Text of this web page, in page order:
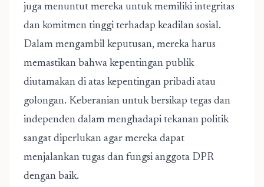
juga menuntut mereka untuk memiliki integritas
dan komitmen tinggi terhadap keadilan sosial.
Dalam mengambil keputusan, mereka harus
memastikan bahwa kepentingan publik
diutamakan di atas kepentingan pribadi atau
golongan. Keberanian untuk bersikap tegas dan
independen dalam menghadapi tekanan politik
sangat diperlukan agar mereka dapat
menjalankan tugas dan fungsi anggota DPR
dengan baik.